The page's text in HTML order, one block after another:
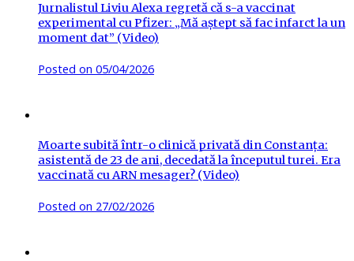
Jurnalistul Liviu Alexa regretă că s-a vaccinat
experimental cu Pfizer: „Mă aștept să fac infarct la un
moment dat” (Video)
Posted on 05/04/2026
Moarte subită într-o clinică privată din Constanța:
asistentă de 23 de ani, decedată la începutul turei. Era
vaccinată cu ARN mesager? (Video)
Posted on 27/02/2026